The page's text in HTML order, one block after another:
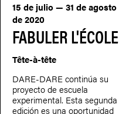
FABULER L'ÉCOLE
15 de julio — 31 de agosto
de 2020
Tête-à-tête
DARE-DARE continúa su
proyecto de escuela
experimental. Esta segunda
edición es una oportunidad